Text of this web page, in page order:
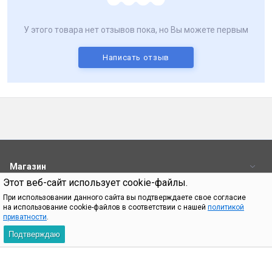
Этот веб-сайт использует cookie-файлы.
При использовании данного сайта вы подтверждаете свое согласие
на использование cookie-файлов в соответствии с нашей политикой
приватности.
Подтверждаю
У этого товара нет отзывов пока, но Вы можете первым
Написать отзыв
Магазин
Контакты
При использовании материалов с сайта shop.bq.ru обязательно